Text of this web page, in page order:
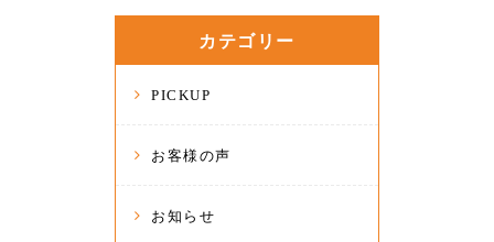
カテゴリー
PICKUP
お客様の声
お知らせ